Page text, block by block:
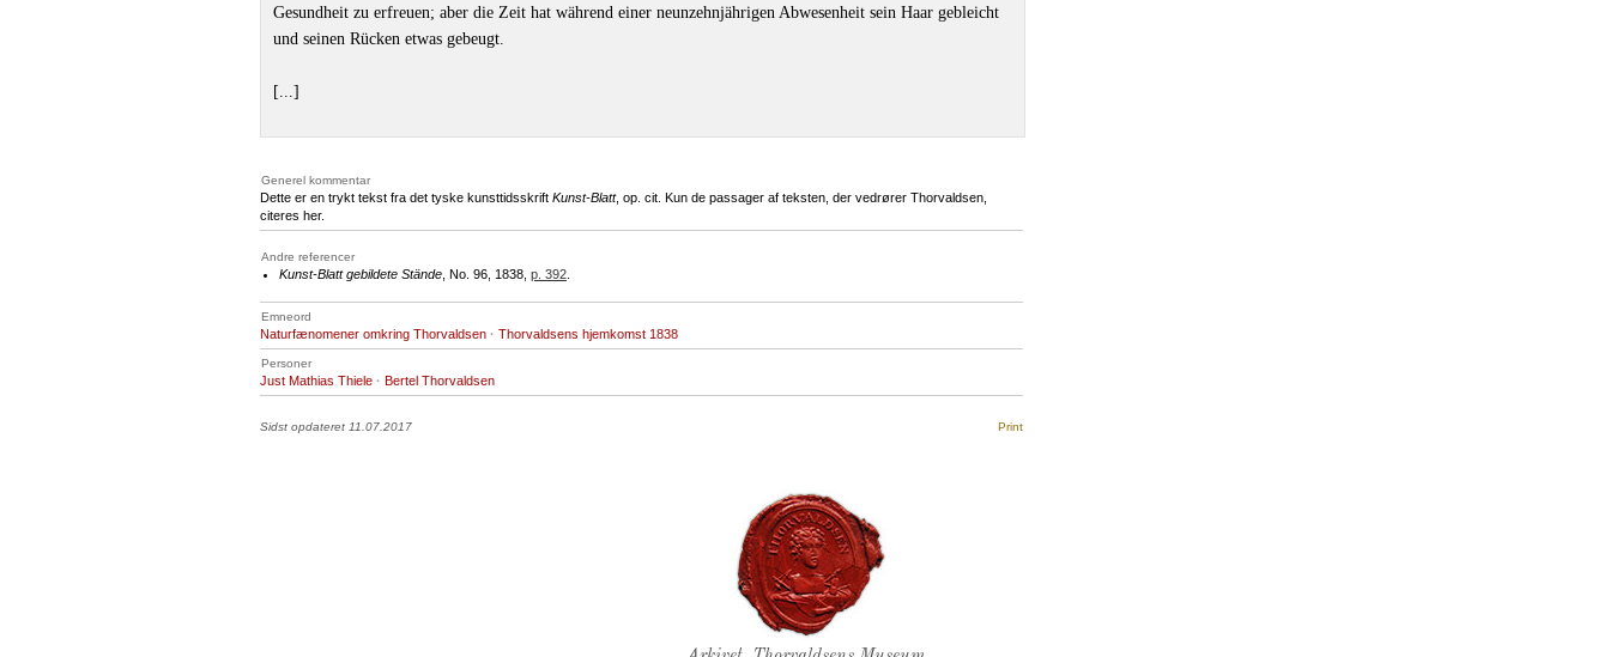
Gesundheit zu erfreuen; aber die Zeit hat während einer neunzehnjährigen Abwesenheit sein Haar gebleicht
und seinen Rücken etwas gebeugt.
[...]
Generel kommentar
Dette er en trykt tekst fra det tyske kunsttidsskrift Kunst-Blatt, op. cit. Kun de passager af teksten, der vedrører Thorvaldsen,
citeres her.
Andre referencer
Kunst-Blatt gebildete Stände , No. 96, 1838, p. 392
Emneord
Naturfænomener omkring Thorvaldsen · Thorvaldsens hjemkomst 1838
Personer
Just Mathias Thiele · Bertel Thorvaldsen
Sidst opdateret 11.07.2017 Print
Thorvaldsens Segl